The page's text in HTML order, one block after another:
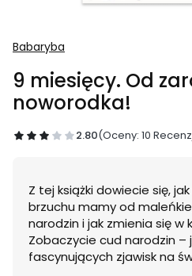
Babaryba
9 miesięcy. Od
noworodka!
2.80(Oceny: 10
Z tej książki dowiecie się,
brzuchu mamy od
narodzin i jak zmienia się w
Zobaczycie cud narodzin –
fascynujących zjawisk na